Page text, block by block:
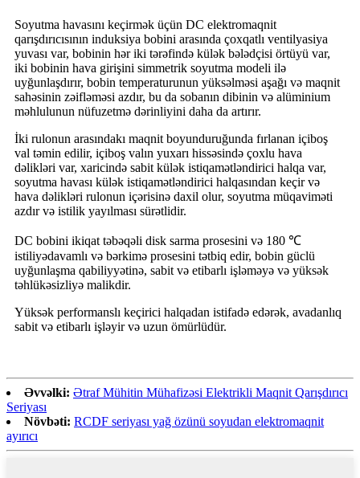
Soyutma havasını keçirmək üçün DC elektromaqnit
qarışdırıcısının induksiya bobini arasında çoxqatlı ventilyasiya
yuvası var, bobinin hər iki tərəfində külək bələdçisi örtüyü var,
iki bobinin hava girişini simmetrik soyutma modeli ilə
uyğunlaşdırır, bobin temperaturunun yüksəlməsi aşağı və maqnit
sahəsinin zəifləməsi azdır, bu da sobanın dibinin və alüminium
məhlulunun nüfuzetmə dərinliyini daha da artırır.
İki rulonun arasındakı maqnit boyunduruğunda fırlanan içiboş
val təmin edilir, içiboş valın yuxarı hissəsində çoxlu hava
dəlikləri var, xaricində sabit külək istiqamətləndirici halqa var,
soyutma havası külək istiqamətləndirici halqasından keçir və
hava dəlikləri rulonun içərisinə daxil olur, soyutma müqaviməti
azdır və istilik yayılması sürətlidir.
DC bobini ikiqat təbəqəli disk sarma prosesini və 180 ℃
istiliyədavamlı və bərkimə prosesini tətbiq edir, bobin güclü
uyğunlaşma qabiliyyətinə, sabit və etibarlı işləməyə və yüksək
təhlükəsizliyə malikdir.
Yüksək performanslı keçirici halqadan istifadə edərək, avadanlıq
sabit və etibarlı işləyir və uzun ömürlüdür.
Əvvəlki: Ətraf Mühitin Mühafizəsi Elektrikli Maqnit Qarışdırıcı
Seriyası
Növbəti: RCDF seriyası yağ özünü soyudan elektromaqnit
ayırıcı